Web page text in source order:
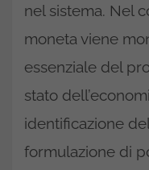
nel sistema. Nel
moneta viene
essenziale del
stato
identificazione
formulazione di